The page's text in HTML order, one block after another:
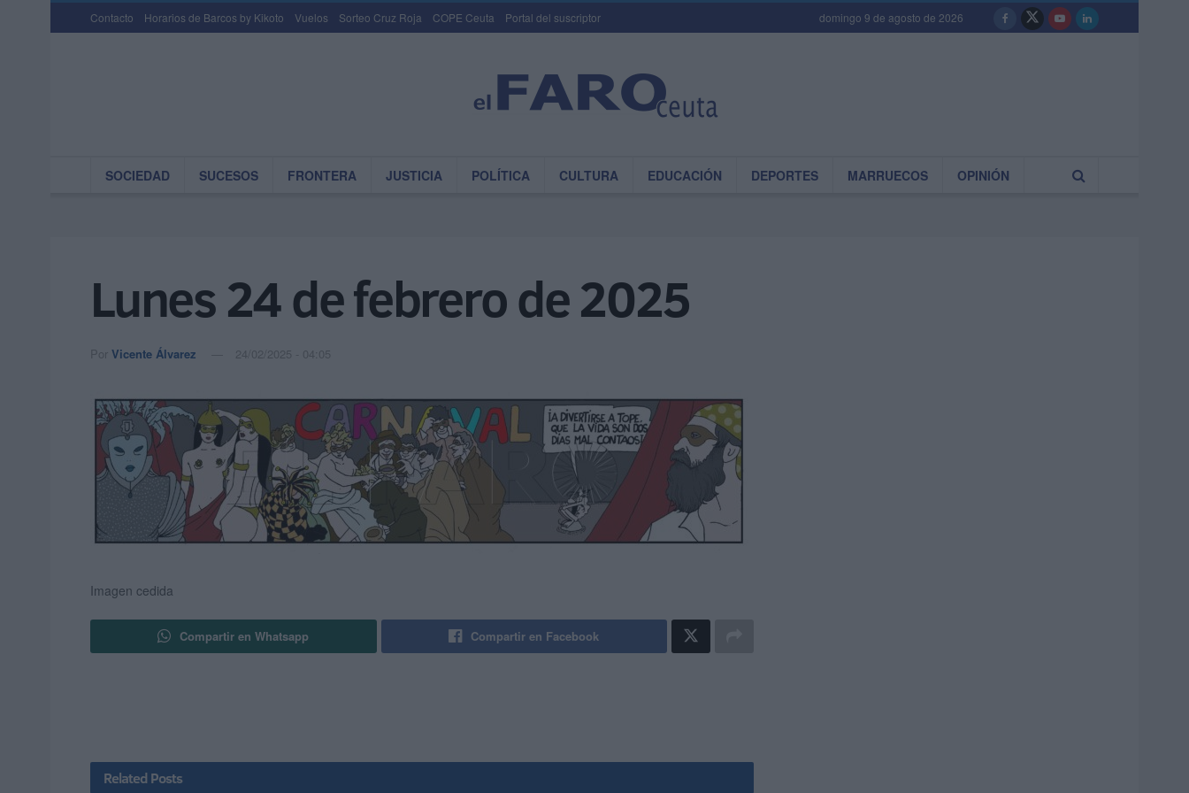
Contacto Horarios de Barcos by Kikoto Vuelos Sorteo Cruz Roja COPE Ceuta Portal del suscriptor domingo 9 de agosto de 2026
SOCIEDAD SUCESOS FRONTERA JUSTICIA POLÍTICA CULTURA EDUCACIÓN DEPORTES MARRUECOS OPINIÓN
Lunes 24 de febrero de 2025
Por Vicente Álvarez 24/02/2025 - 04:05
Imagen cedida
Compartir en Whatsapp Compartir en Facebook
Related Posts